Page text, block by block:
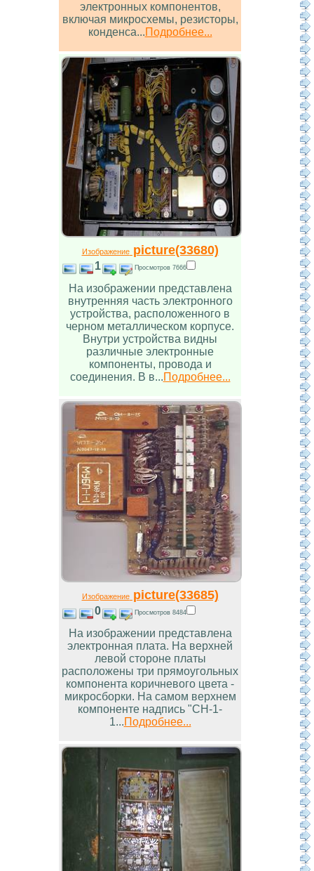
электронных компонентов,
включая микросхемы, резисторы,
конденса...Подробнее...
Изображениеpicture(33680)
1 Просмотров 7666
На изображении представлена
внутренняя часть электронного
устройства, расположенного в
черном металлическом корпусе.
Внутри устройства видны
различные электронные
компоненты, провода и
соединения. В в...Подробнее...
Изображениеpicture(33685)
0 Просмотров 8484
На изображении представлена
электронная плата. На верхней
левой стороне платы
расположены три прямоугольных
компонента коричневого цвета -
микросборки. На самом верхнем
компоненте надпись "СН-1-
1...Подробнее...